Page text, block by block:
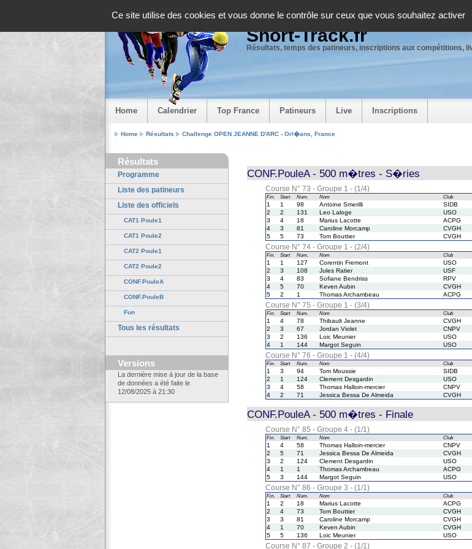
Ce site utilise des cookies et vous donne le contrôle sur ceux que vous souhaitez activer
Short-Track.fr
Résultats, temps des patineurs, inscriptions aux compétitions,
Home Calendrier Top France Patineurs Live Inscriptions
Home Résultats Challenge OPEN JEANNE D'ARC - Orl�ans, France
Résultats
Programme
Liste des patineurs
Liste des officiels
CAT1 Poule1
CAT1 Poule2
CAT2 Poule1
CAT2 Poule2
CONF.PouleA
CONF.PouleB
Fun
Tous les résultats
Versions
La dernière mise à jour de la base
de données a été faite le
12/08/2025 à 21:30
CONF.PouleA - 500 m�tres - S�ries
Course N° 73 - Groupe 1 - (1/4)
Fin. Start Num. Nom Club
1 1 98 Antoine Smerilli SIDB
2
2 131 Leo Laloge USO
3
4 18 Marius Lacotte ACPG
4
3 81 Caroline Morcamp CVGH
5
5 73 Tom Bouttier CVGH
Course N° 74 - Groupe 1 - (2/4)
Fin. Start Num. Nom Club
1 1 127 Corentin Fremont USO
2
3 108 Jules Ratier USF
3
4 83 Sofiane Bendriss RPV
4
5 70 Keven Aubin CVGH
5
2 1 Thomas Archambeau ACPG
Course N° 75 - Groupe 1 - (3/4)
Fin. Start Num. Nom Club
1 4 78 Thibault Jeanne CVGH
2
3 67 Jordan Violet CNPV
3
2 136 Loic Meunier USO
4
1 144 Margot Seguin USO
Course N° 76 - Groupe 1 - (4/4)
Fin. Start Num. Nom Club
1 3 94 Tom Moussie SIDB
2
1 124 Clement Desgardin USO
3
4 58 Thomas Halloin-mercier CNPV
4
2 71 Jessica Bessa De Almeida CVGH
CONF.PouleA - 500 m�tres - Finale
Course N° 85 - Groupe 4 - (1/1)
Fin. Start Num. Nom Club
1 4 58 Thomas Halloin-mercier CNPV
2
5 71 Jessica Bessa De Almeida CVGH
3
2 124 Clement Desgardin USO
4
1 1 Thomas Archambeau ACPG
5
3 144 Margot Seguin USO
Course N° 86 - Groupe 3 - (1/1)
Fin. Start Num. Nom Club
1 2 18 Marius Lacotte ACPG
2
4 73 Tom Bouttier CVGH
3
3 81 Caroline Morcamp CVGH
4
1 70 Keven Aubin CVGH
5
5 136 Loic Meunier USO
Course N° 87 - Groupe 2 - (1/1)